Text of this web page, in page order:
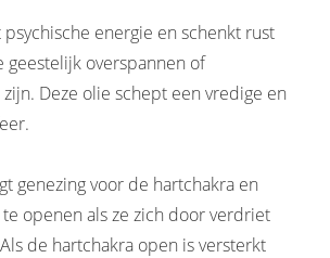
energie en schenkt rust
geestelijk overspannen of
Deze olie schept een vredige en
genezing voor de hartchakra en
openen als ze zich door verdriet
de hartchakra open is versterkt